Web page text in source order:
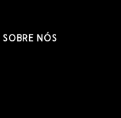
SOBRE NÓS